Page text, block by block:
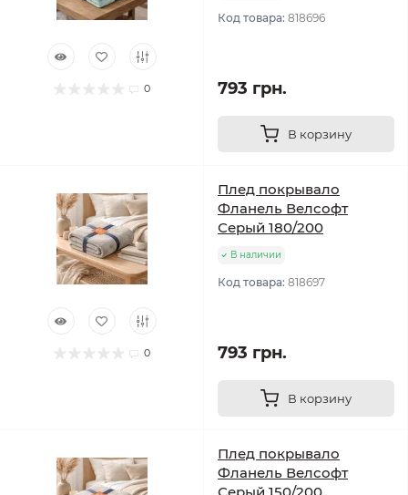
0
Код товара: 818696
793 грн.
В корзину
0
Плед покрывало
Фланель Велсофт
Серый 180/200
В наличии
Код товара: 818697
793 грн.
В корзину
Плед покрывало
Фланель Велсофт